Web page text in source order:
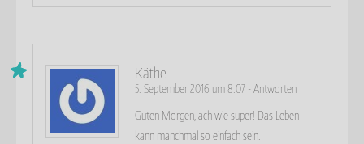
Käthe
5. September 2016 um 8:07 - Antworten
Guten Morgen, ach wie super! Das Leben
kann manchmal so einfach sein.